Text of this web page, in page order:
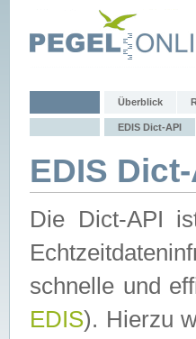
Überblick
EDIS Dict-API
EDIS
Die Dict-API
schnelle und
EDIS). Hierzu